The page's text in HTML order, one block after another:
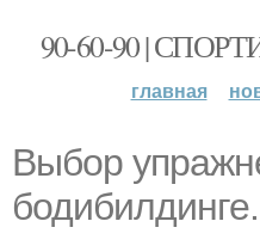
90-60-90 |
главная
Выбор
бодибилдинге.